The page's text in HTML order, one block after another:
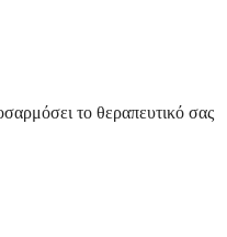
το θεραπευτικό σας